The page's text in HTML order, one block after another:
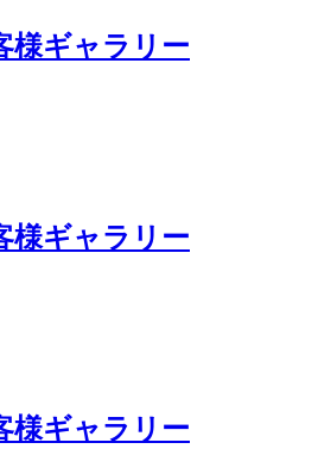
様ギャラリー
様ギャラリー
様ギャラリー